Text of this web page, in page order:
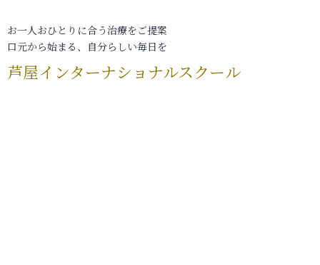
お一人おひとりに合う治療をご提案
口元から始まる、自分らしい毎日を
芦屋インターナショナルスクール